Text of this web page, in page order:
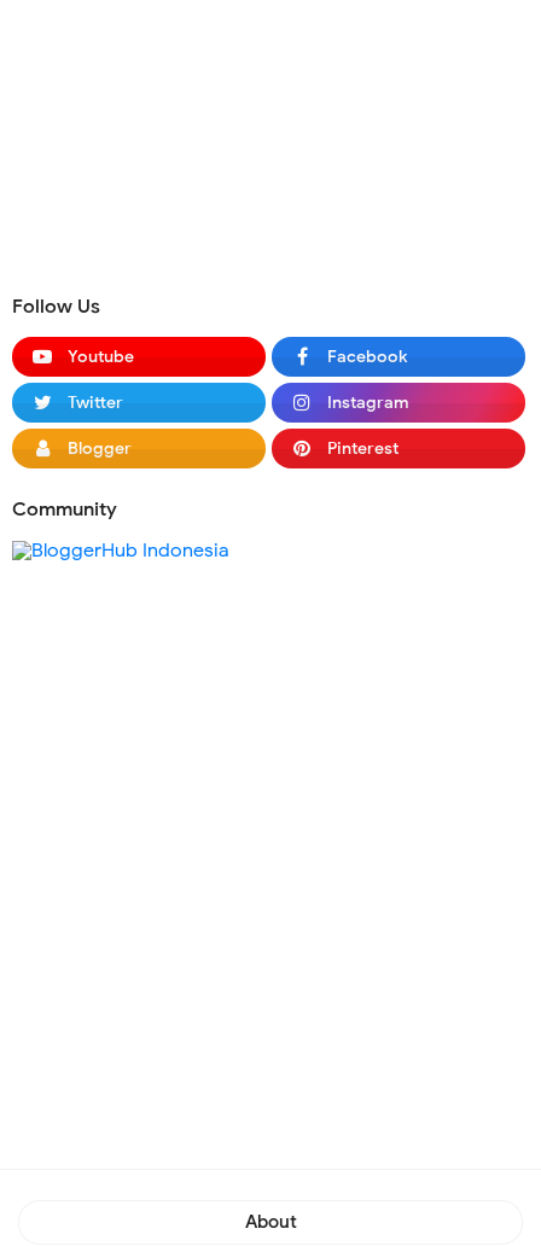
Follow Us
Youtube Facebook
Twitter Instagram
Blogger Pinterest
Community
About